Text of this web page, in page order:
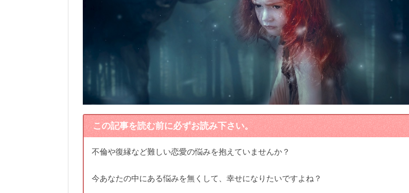
この記事を読む前に必ずお読み下さい。
不倫や復縁など難しい恋愛の悩みを抱えていませんか？
今あなたの中にある悩みを無くして、幸せになりたいですよね？